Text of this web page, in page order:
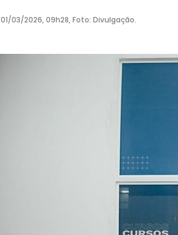
01/03/2026, 09h28, Foto: Divulgação.